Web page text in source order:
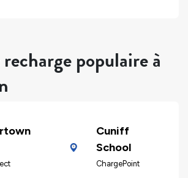
populaire à
Cuniff
School
ChargePoint